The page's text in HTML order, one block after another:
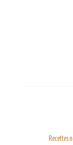
Recettes